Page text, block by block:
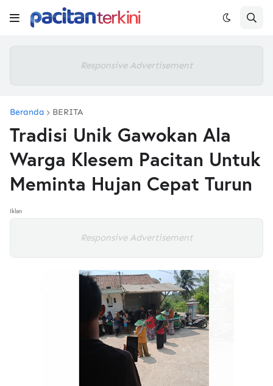
Responsive Advertisement
Beranda BERITA
Tradisi Unik Gawokan Ala
Warga Klesem Pacitan Untuk
Meminta Hujan Cepat Turun
Iklan
Responsive Advertisement